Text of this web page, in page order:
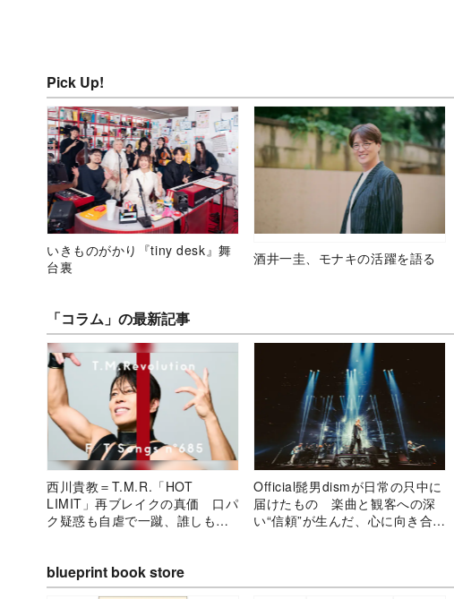
Pick Up!
いきものがかり『tiny desk』舞
台裏
酒井一圭、モナキの活躍を語る
「コラム」の最新記事
西川貴教＝T.M.R.「HOT
LIMIT」再ブレイクの真価 口パ
ク疑惑も自虐で一蹴、誰しも注
Official髭男dismが日常の只中に
届けたもの 楽曲と観客への深
い“信頼”が生んだ、心に向き合う
blueprint book store